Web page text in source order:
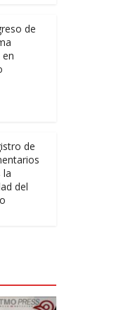
de
de
la
del